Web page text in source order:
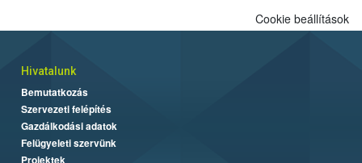
Cookie beállítások
Hivatalunk
Bemutatkozás
Szervezeti felépítés
Gazdálkodási adatok
Felügyeleti szervünk
Projektek